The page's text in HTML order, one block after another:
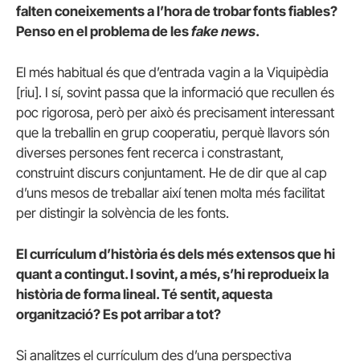
falten coneixements a l’hora de trobar fonts fiables?
Penso en el problema de lesfake news.
El més habitual és que d’entrada vagin a la Viquipèdia
[riu]. I sí, sovint passa que la informació que recullen és
poc rigorosa, però per això és precisament interessant
que la treballin en grup cooperatiu, perquè llavors són
diverses persones fent recerca i constrastant,
construint discurs conjuntament. He de dir que al cap
d’uns mesos de treballar així tenen molta més facilitat
per distingir la solvència de les fonts.
El currículum d’història és dels més extensos que hi
quant a contingut. I sovint, a més, s’hi reprodueix la
història de forma lineal. Té sentit, aquesta
organització? Es pot arribar a tot?
Si analitzes el currículum des d’una perspectiva